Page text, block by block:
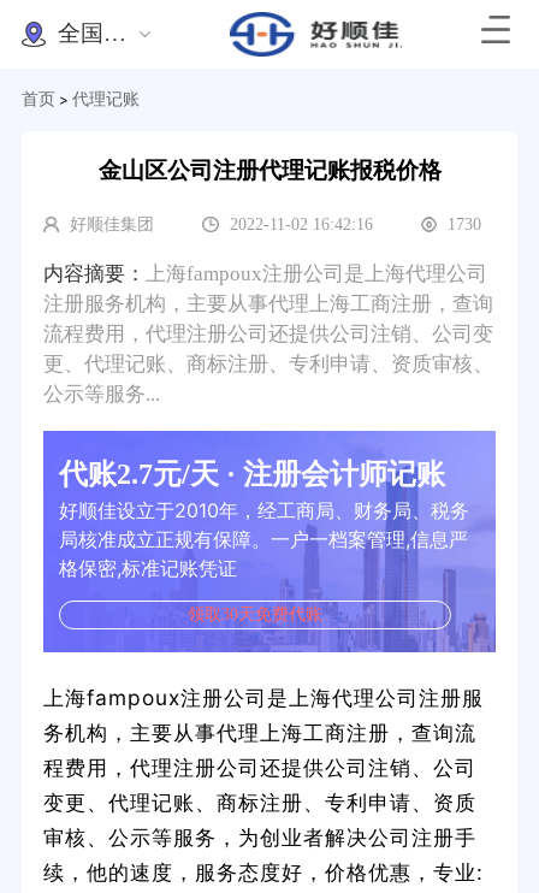
全国办理
首页 > 代理记账
金山区公司注册代理记账报税价格
好顺佳集团 2022-11-02 16:42:16 1730
内容摘要： 上海fampoux注册公司是上海代理公司
注册服务机构，主要从事代理上海工商注册，查询
流程费用，代理注册公司还提供公司注销、公司变
更、代理记账、商标注册、专利申请、资质审核、
公示等服务...
代账2.7元/天 · 注册会计师记账
好顺佳设立于2010年，经工商局、财务局、税务
局核准成立正规有保障。一户一档案管理,信息严
格保密,标准记账凭证
领取30天免费代账
上海fampoux注册公司是上海代理公司注册服
务机构，主要从事代理上海工商注册，查询流
程费用，代理注册公司还提供公司注销、公司
变更、代理记账、商标注册、专利申请、资质
审核、公示等服务，为创业者解决公司注册手
续，他的速度，服务态度好，价格优惠，专业: